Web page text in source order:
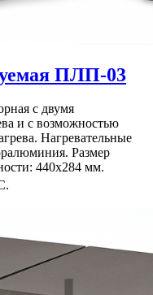
ПЛП-03
с двумя
и с возможностью
Нагревательные
Размер
440х284 мм.